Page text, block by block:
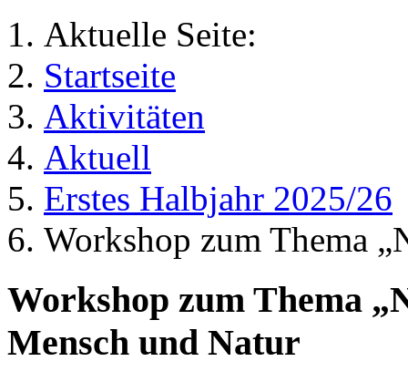
Aktuelle Seite:
Startseite
Aktivitäten
Aktuell
Erstes Halbjahr 2025/26
Workshop zum Thema
Workshop zum Thema
Mensch und Natur